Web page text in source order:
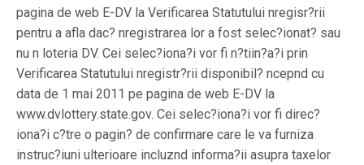
pagina de web E-DV la Verificarea Statutului nregisr?rii
pentru a afla dac? nregistrarea lor a fost selec?ionat? sau
nu n loteria DV. Cei selec?iona?i vor fi n?tiin?a?i prin
Verificarea Statutului nregistr?rii disponibil? ncepnd cu
data de 1 mai 2011 pe pagina de web E-DV la
www.dvlottery.state.gov. Cei selec?iona?i vor fi direc?
iona?i c?tre o pagin? de confirmare care le va furniza
instruc?iuni ulterioare incluznd informa?ii asupra taxelor